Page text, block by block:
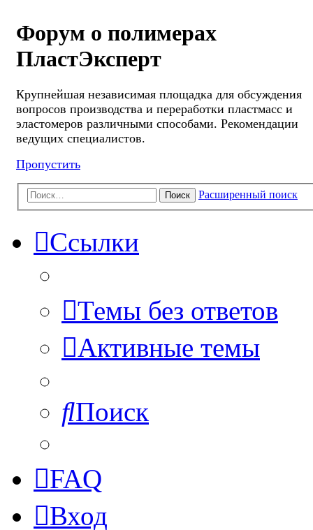
Форум о полимерах
ПластЭксперт
Крупнейшая независимая площадка для обсуждения
вопросов производства и переработки пластмасс и
эластомеров различными способами. Рекомендации
ведущих специалистов.
Пропустить
Поиск Расширенный поиск
Ссылки
Темы без ответов
Активные темы
Поиск
FAQ
Вход